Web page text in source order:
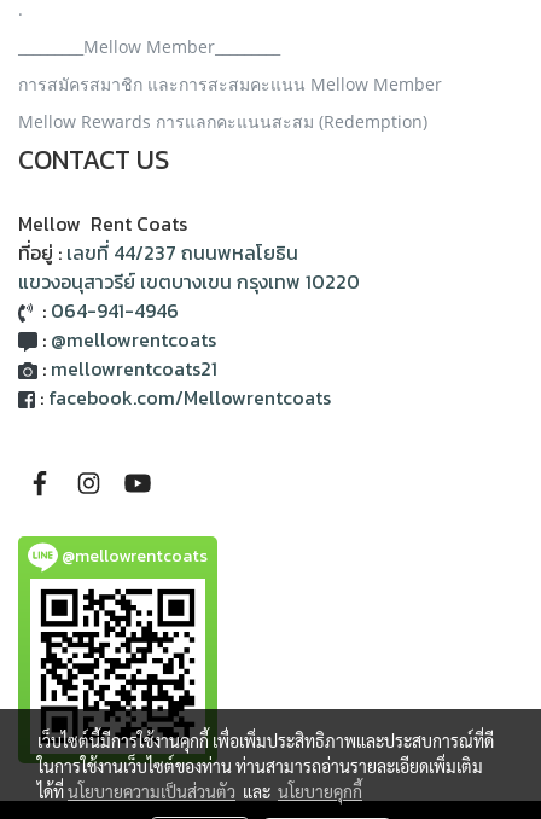
.
_________Mellow Member_________
การสมัครสมาชิก และการสะสมคะแนน Mellow Member
Mellow Rewards การแลกคะแนนสะสม (Redemption)
CONTACT US
Mellow Rent Coats
ที่อยู่ : เลขที่ 44/237 ถนนพหลโยธิน
แขวงอนุสาวรีย์ เขตบางเขน กรุงเทพ 10220
: 064-941-4946
: @mellowrentcoats
: mellowrentcoats21
: facebook.com/Mellowrentcoats
@mellowrentcoats
เว็บไซต์นี้มีการใช้งานคุกกี้ เพื่อเพิ่มประสิทธิภาพและประสบการณ์ที่ดี
ในการใช้งานเว็บไซต์ของท่าน ท่านสามารถอ่านรายละเอียดเพิ่มเติม
ได้ที่นโยบายความเป็นส่วนตัว และ นโยบายคุกกี้